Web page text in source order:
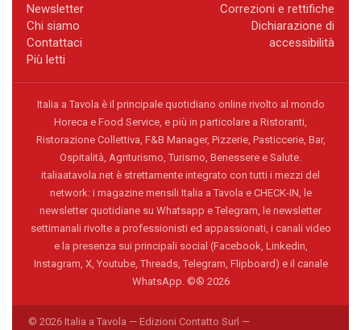
Newsletter
Chi siamo
Contattaci
Più letti
Correzioni e rettifiche
Dichiarazione di
accessibilità
Italia a Tavola è il principale quotidiano online rivolto al mondo
Horeca e Food Service, e più in particolare a Ristoranti,
Ristorazione Collettiva, F&B Manager, Pizzerie, Pasticcerie, Bar,
Ospitalità, Agriturismo, Turismo, Benessere e Salute.
italiaatavola.net è strettamente integrato con tutti i mezzi del
network: i magazine mensili Italia a Tavola e CHECK-IN, le
newsletter quotidiane su Whatsapp e Telegram, le newsletter
settimanali rivolte a professionisti ed appassionati, i canali video
e la presenza sui principali social (Facebook, Linkedin,
Instagram, X, Youtube, Threads, Telegram, Flipboard) e il canale
WhatsApp. ©® 2026
© 2026 Italia a Tavola — Edizioni Contatto Surl —